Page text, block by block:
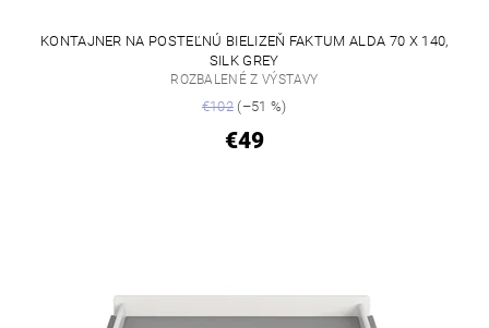
KONTAJNER NA POSTEĽNÚ BIELIZEŇ FAKTUM ALDA 70 X 140,
SILK GREY
ROZBALENÉ Z VÝSTAVY
€102 (–51 %)
€49